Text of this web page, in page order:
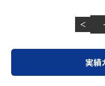
＜
実績